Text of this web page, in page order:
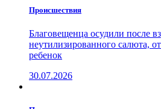
Проиcшествия
Благовещенца осудили после
неутилизированного салюта,
ребенок
30.07.2026